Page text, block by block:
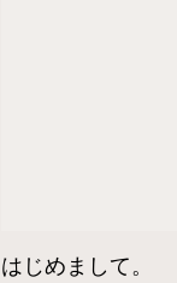
はじめまして。